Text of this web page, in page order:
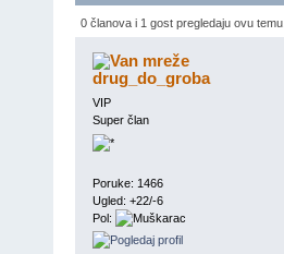
0 članova i 1 gost pregledaju ovu temu.
drug_do_groba
VIP
Super član
Poruke: 1466
Ugled: +22/-6
Pol: